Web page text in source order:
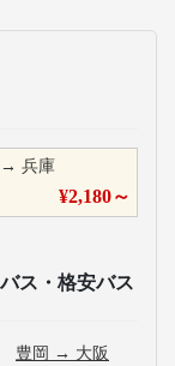
→ 兵庫
¥2,180～
ス・格安バス
豊岡 → 大阪